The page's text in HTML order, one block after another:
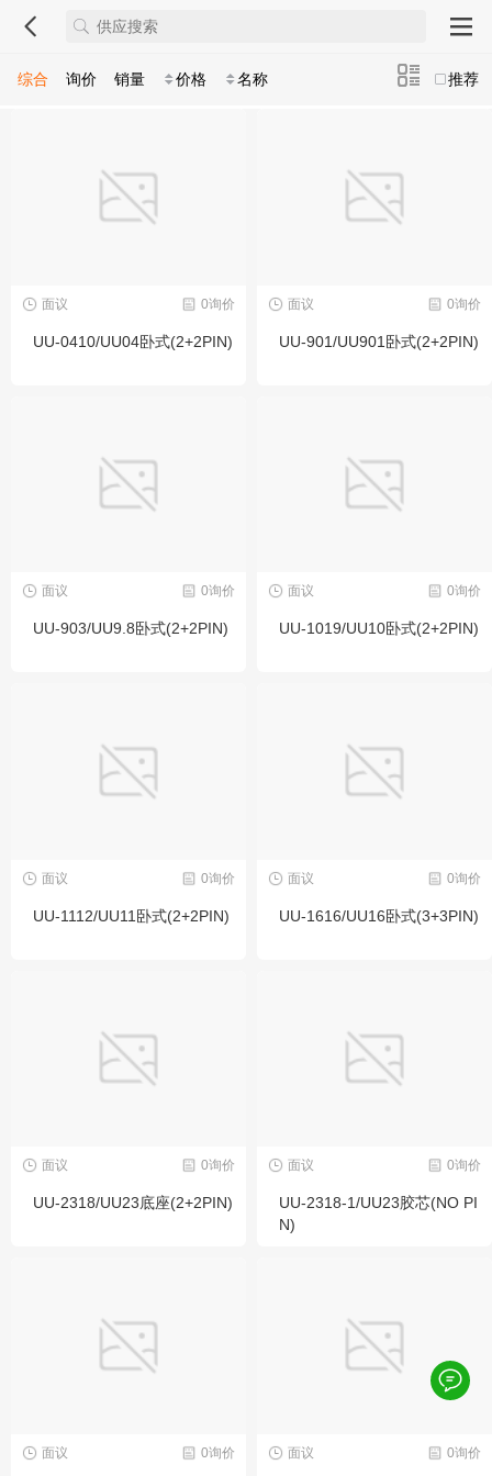
推荐
综合 询价 销量 价格 名称
0询价
面议
UU-0410/UU04卧式(2+2PIN)
0询价
面议
UU-901/UU901卧式(2+2PIN)
0询价
面议
UU-903/UU9.8卧式(2+2PIN)
0询价
面议
UU-1019/UU10卧式(2+2PIN)
0询价
面议
UU-1112/UU11卧式(2+2PIN)
0询价
面议
UU-1616/UU16卧式(3+3PIN)
0询价
面议
UU-2318/UU23底座(2+2PIN)
0询价
面议
UU-2318-1/UU23胶芯(NO PI
N)
0询价
面议 0询价
面议